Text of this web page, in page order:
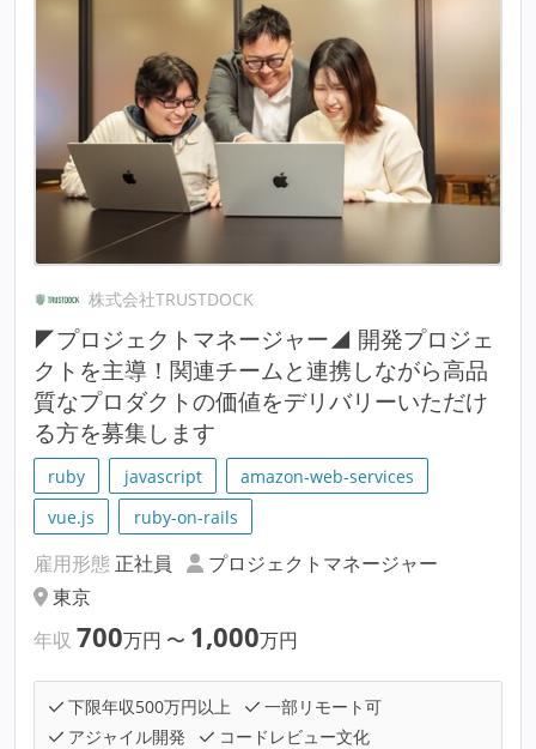
株式会社TRUSTDOCK
◤プロジェクトマネージャー◢ 開発プロジェ
クトを主導！関連チームと連携しながら高品
質なプロダクトの価値をデリバリーいただけ
る方を募集します
ruby javascript
amazon-web-services
vue.js
ruby-on-rails
雇用形態 正社員
プロジェクトマネージャー
東京
年収 700万円 〜 1,000万円
下限年収500万円以上
一部リモート可
アジャイル開発
コードレビュー文化